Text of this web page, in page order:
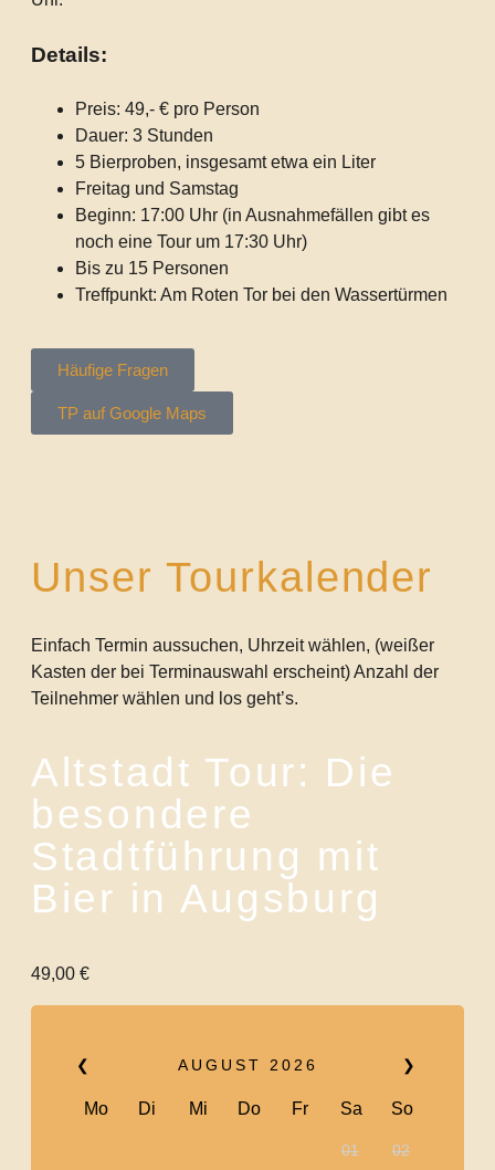
Details:
Preis: 49,- € pro Person
Dauer: 3 Stunden
5 Bierproben, insgesamt etwa ein Liter
Freitag und Samstag
Beginn: 17:00 Uhr (in Ausnahmefällen gibt es
noch eine Tour um 17:30 Uhr)
Bis zu 15 Personen
Treffpunkt: Am Roten Tor bei den Wassertürmen
Häufige Fragen
TP auf Google Maps
Unser Tourkalender
Einfach Termin aussuchen, Uhrzeit wählen, (weißer
Kasten der bei Terminauswahl erscheint) Anzahl der
Teilnehmer wählen und los geht’s.
Altstadt Tour: Die
besondere
Stadtführung mit
Bier in Augsburg
49,00 €
❮ ❯
AUGUST 2026
Mo Di Mi Do Fr Sa So
01 02